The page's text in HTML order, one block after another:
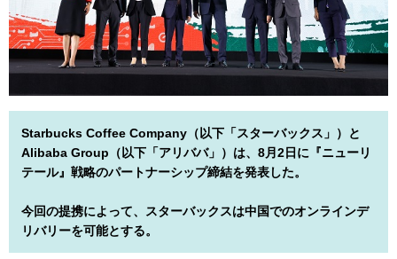
Starbucks Coffee Company（以下「スターバックス」）と
Alibaba Group（以下「アリババ」）は、8月2日に『ニューリ
テール』戦略のパートナーシップ締結を発表した。
今回の提携によって、スターバックスは中国でのオンラインデ
リバリーを可能とする。